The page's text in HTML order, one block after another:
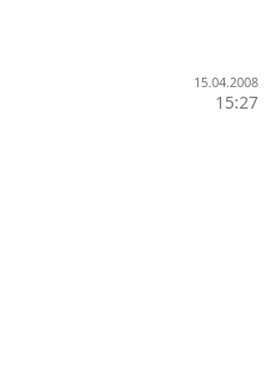
15.04.2008
15:27